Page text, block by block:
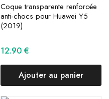
Coque transparente renforcée
anti-chocs pour Huawei Y5
(2019)
12.90 €
Ajouter au panier